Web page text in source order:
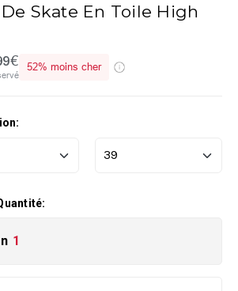
Skate En Toile High
52% moins cher
1